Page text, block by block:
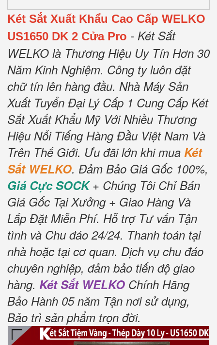
Két Sắt Xuất Khẩu Cao Cấp WELKO
US1650 DK 2 Cửa Pro - Két Sắt
WELKO là Thương Hiệu Uy Tín Hơn 30
Năm Kinh Nghiệm. Công ty luôn đặt
chữ tín lên hàng đầu. Nhà Máy Sản
Xuất Tuyển Đại Lý Cấp 1 Cung Cấp Két
Sắt Xuất Khẩu Mỹ Với Nhiều Thương
Hiệu Nổi Tiếng Hàng Đầu Việt Nam Và
Trên Thế Giới. Ưu đãi lớn khi mua Két
Sắt WELKO. Đảm Bảo Giá Gốc 100%,
Giá Cực SOCK+ Chúng Tôi Chỉ Bán
Giá Gốc Tại Xưởng + Giao Hàng Và
Lắp Đặt Miễn Phí. Hỗ trợ Tư vấn Tận
tình và Chu đáo 24/24. Thanh toán tại
nhà hoặc tại cơ quan. Dịch vụ chu đáo
chuyên nghiệp, đảm bảo tiến độ giao
hàng. Két Sắt WELKO Chính Hãng
Bảo Hành 05 năm Tận nơi sử dụng,
Bảo trì sản phẩm trọn đời.